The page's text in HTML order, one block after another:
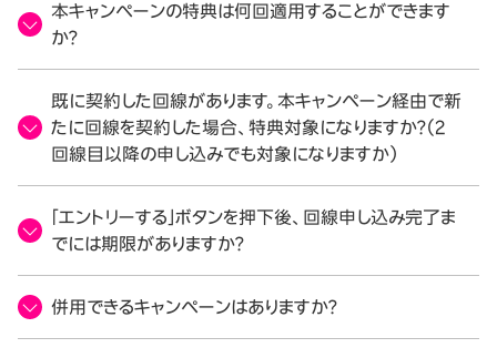
本キャンペーンの特典は何回適用することができます
か？
既に契約した回線があります。本キャンペーン経由で新
たに回線を契約した場合、特典対象になりますか？（2
回線目以降の申し込みでも対象になりますか）
「エントリーする」ボタンを押下後、回線申し込み完了ま
でには期限がありますか？
併用できるキャンペーンはありますか？